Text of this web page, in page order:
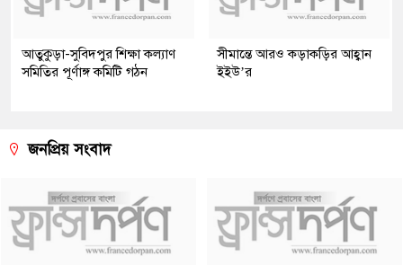
আতুকুড়া-সুবিদপুর শিক্ষা কল্যাণ
সমিতির পূর্ণাঙ্গ কমিটি গঠন
সীমান্তে আরও কড়াকড়ির আহ্বান
ইইউ’র
জনপ্রিয় সংবাদ